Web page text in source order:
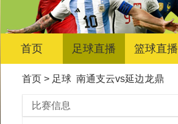
首页 足球直播 篮球直播
首页> 足球 南通支云vs延边龙鼎
比赛信息